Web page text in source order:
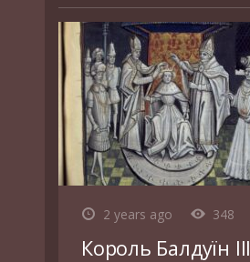
2 years ago 348
Король Балдуїн ІІІ